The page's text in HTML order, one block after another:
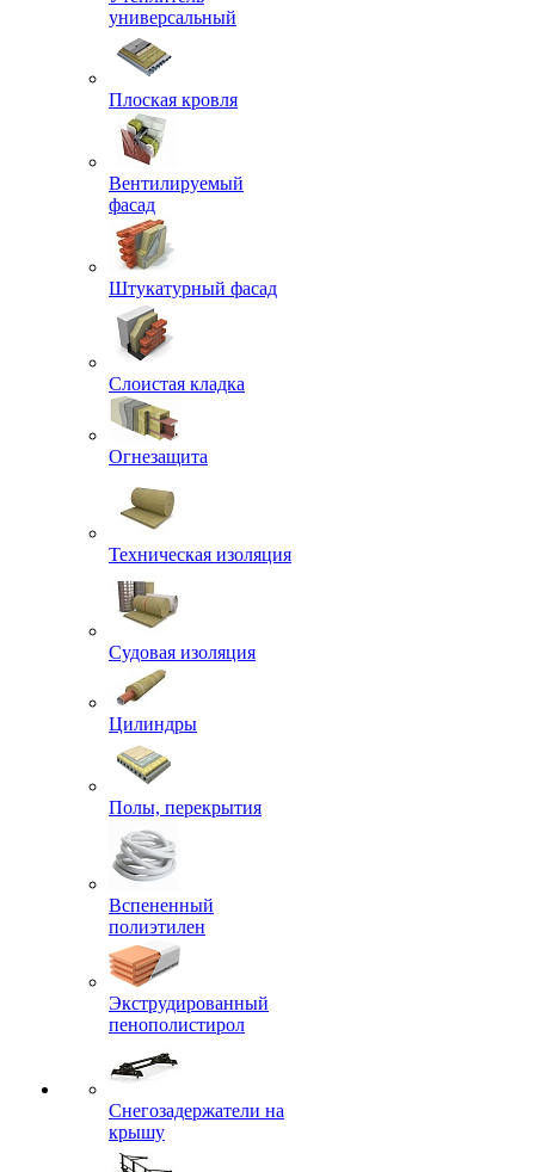
универсальный
Плоская кровля
Вентилируемый
фасад
Штукатурный фасад
Слоистая кладка
Огнезащита
Техническая изоляция
Судовая изоляция
Цилиндры
Полы, перекрытия
Вспененный
полиэтилен
Экструдированный
пенополистирол
Снегозадержатели на
крышу